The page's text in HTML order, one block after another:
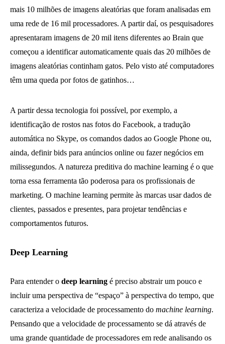
mais 10 milhões de imagens aleatórias que foram analisadas em
uma rede de 16 mil processadores. A partir daí, os pesquisadores
apresentaram imagens de 20 mil itens diferentes ao Brain que
começou a identificar automaticamente quais das 20 milhões de
imagens aleatórias continham gatos. Pelo visto até computadores
têm uma queda por fotos de gatinhos…
A partir dessa tecnologia foi possível, por exemplo, a
identificação de rostos nas fotos do Facebook, a tradução
automática no Skype, os comandos dados ao Google Phone ou,
ainda, definir bids para anúncios online ou fazer negócios em
milissegundos. A natureza preditiva do machine learning é o que
torna essa ferramenta tão poderosa para os profissionais de
marketing. O machine learning permite às marcas usar dados de
clientes, passados e presentes, para projetar tendências e
comportamentos futuros.
Deep Learning
Para entender o deep learning é preciso abstrair um pouco e
incluir uma perspectiva de “espaço” à perspectiva do tempo, que
caracteriza a velocidade de processamento do machine learning.
Pensando que a velocidade de processamento se dá através de
uma grande quantidade de processadores em rede analisando os